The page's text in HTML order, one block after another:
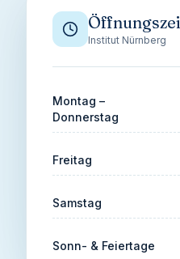
Institut Nürnberg
Montag –
Donnerstag
Freitag
Samstag
Sonn- & Feiertage